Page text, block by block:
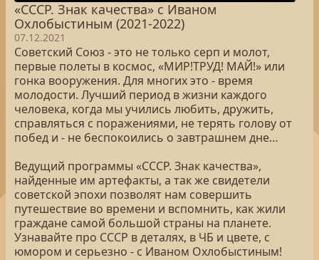
«СССР. Знак качества» с Иваном
Охлобыстиным (2021-2022)
07.12.2021
Советский Союз - это не только серп и молот,
первые полеты в космос, «МИР!ТРУД! МАЙ!» или
гонка вооружения. Для многих это - время
молодости. Лучший период в жизни каждого
человека, когда мы учились любить, дружить,
справляться с поражениями, не терять голову от
побед и - не беспокоились о завтрашнем дне…
Ведущий программы «СССР. Знак качества»,
найденные им артефакты, а так же свидетели
советской эпохи позволят нам совершить
путешествие во времени и вспомнить, как жили
граждане самой большой страны на планете.
Узнавайте про СССР в деталях, в ЧБ и цвете, с
юмором и серьезно - с Иваном Охлобыстиным!